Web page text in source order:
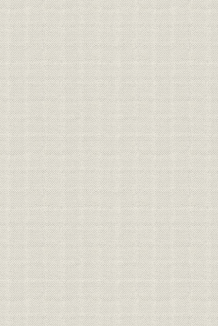
る。左から木戸孝充、山口尚
芳、岩倉具視、伊藤博文、大久
保利通。
靴;生産
『明治七年府県物産表』におけ
る靴の算出額
明治7年
靴;風俗
画家ワーグマンは、神戸で靴を
履く日本人を観察してスケッチ
を明治13年11月発行の英国の大
衆週刊誌に掲載した。「結果と
してウオノ目がはやることは確
実」と皮肉な注がつけられてい
る。
明治13年
事業所
「依田西村組造靴場本店」。
『東京名家繁昌図録』に、その
石版画が掲載された。その後、
明治17年さらに「桜組」と改称
した。
明治17年
経営者;役員
大沢省三 のちに日本製靴の初代
専務取締役となった。
[明治10年
経営者 若き日の渋沢栄一 [明治12年
投資 元佐倉藩主・堀田正倫 [明治12年
事業所
明治中期における桜組の全景。
(築地)
[明治中期